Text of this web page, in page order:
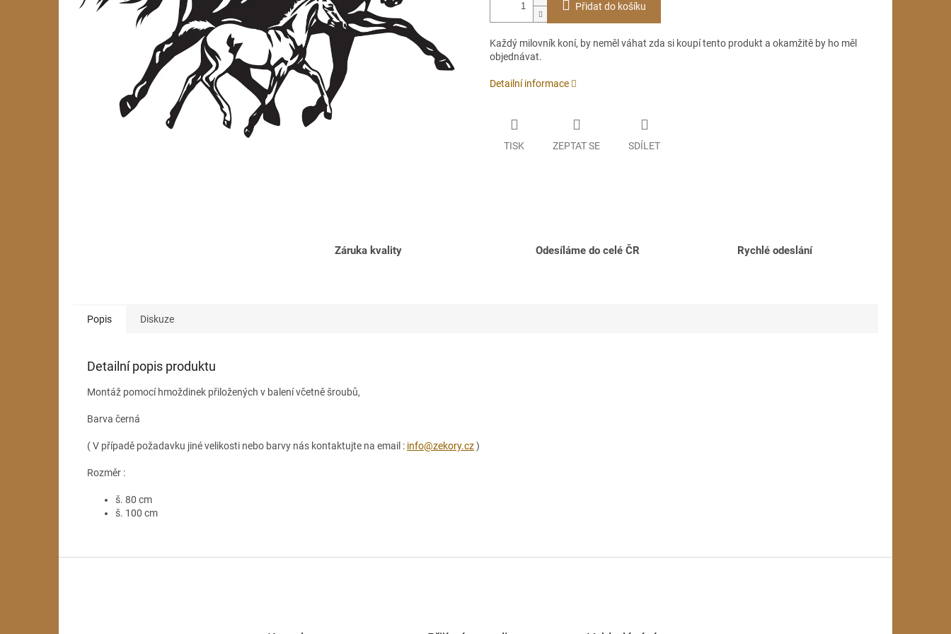
Přidat do košíku
Každý milovník koní, by neměl váhat zda si koupí tento produkt a okamžitě by ho měl
objednávat.
Detailní informace
TISK ZEPTAT SE SDÍLET
Záruka kvality Odesíláme do celé ČR Rychlé odeslání
Popis Diskuze
Detailní popis produktu
Montáž pomocí hmoždinek přiložených v balení včetně šroubů,
Barva černá
( V případě požadavku jiné velikosti nebo barvy nás kontaktujte na email : info@zekory.cz)
Rozměr :
š. 80 cm
š. 100 cm